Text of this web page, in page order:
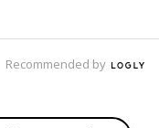
の記事一覧はこちら
Recommended by